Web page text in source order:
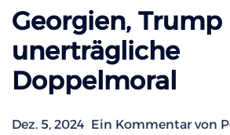
Georgien,
unerträgliche
Doppelmoral
Dez. 5, 2024 Ein Kommentar von